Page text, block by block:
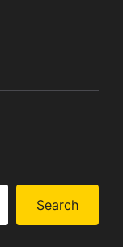
Search